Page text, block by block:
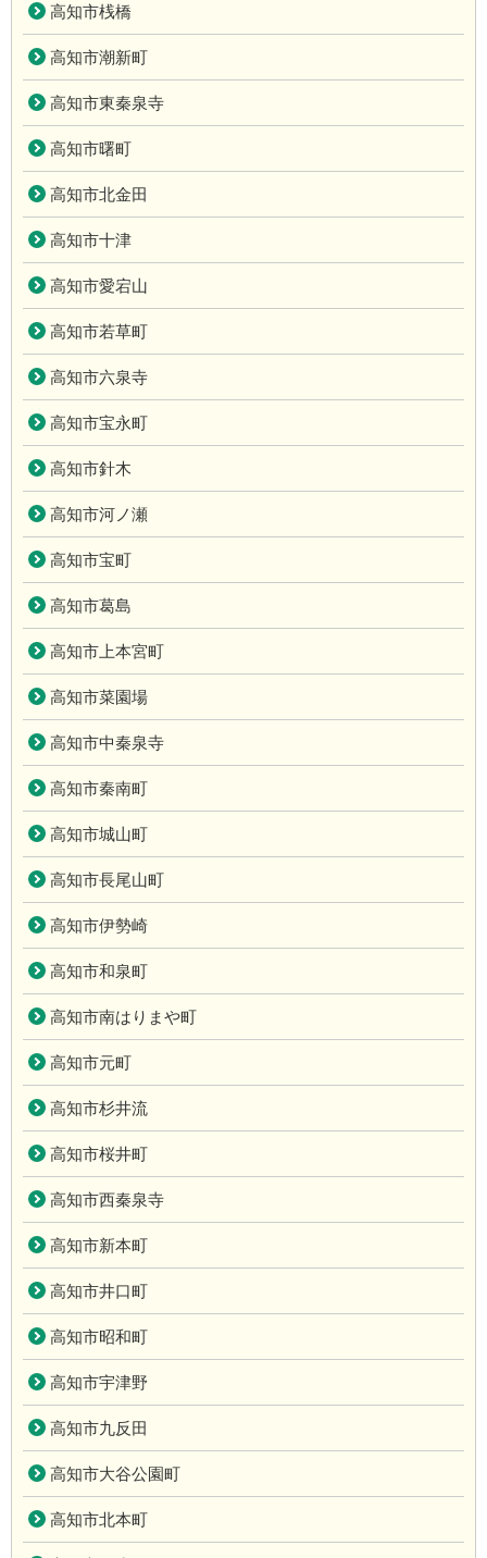
高知市桟橋
高知市潮新町
高知市東秦泉寺
高知市曙町
高知市北金田
高知市十津
高知市愛宕山
高知市若草町
高知市六泉寺
高知市宝永町
高知市針木
高知市河ノ瀬
高知市宝町
高知市葛島
高知市上本宮町
高知市菜園場
高知市中秦泉寺
高知市秦南町
高知市城山町
高知市長尾山町
高知市伊勢崎
高知市和泉町
高知市南はりまや町
高知市元町
高知市杉井流
高知市桜井町
高知市西秦泉寺
高知市新本町
高知市井口町
高知市昭和町
高知市宇津野
高知市九反田
高知市大谷公園町
高知市北本町